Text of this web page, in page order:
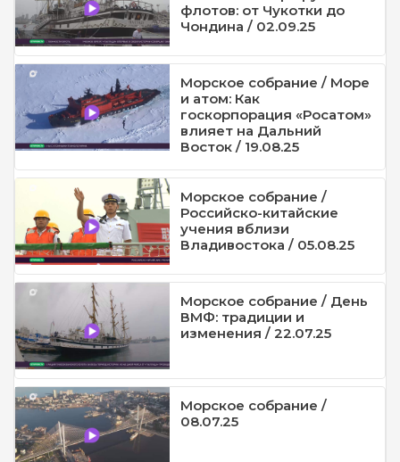
флотов: от Чукотки до
Чондина / 02.09.25
Морское собрание / Море
и атом: Как
госкорпорация «Росатом»
влияет на Дальний
Восток / 19.08.25
Морское собрание /
Российско-китайские
учения вблизи
Владивостока / 05.08.25
Морское собрание / День
ВМФ: традиции и
изменения / 22.07.25
Морское собрание /
08.07.25